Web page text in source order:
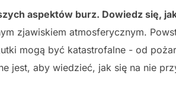
aspektów burz. Dowiedz się,
zjawiskiem atmosferycznym.
mogą być katastrofalne - od
jest, aby wiedzieć, jak się na nie